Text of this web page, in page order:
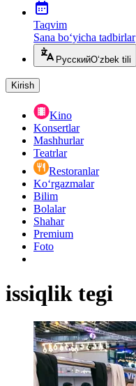
Taqvim
Sana bo‘yicha tadbirlar
РусскийO‘zbek tili
Kirish
Kino
Konsertlar
Mashhurlar
Teatrlar
Restoranlar
Ko‘rgazmalar
Bilim
Bolalar
Shahar
Premium
Foto
issiqlik tegi